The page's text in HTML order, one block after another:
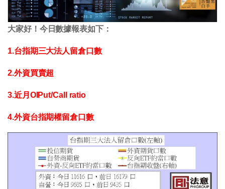
大家好！今日數據報表如下：
1.台指期三大法人留倉口數
2.外資買賣超
3.近月OIPut/Call ratio
4.外資台指期權留倉口數